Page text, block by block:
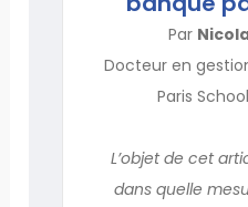
Par
Docteur en
Paris
L’objet de cet
dans quelle